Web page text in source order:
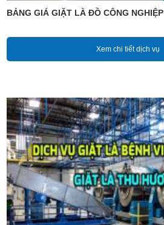
BẢNG GIÁ GIẶT LÀ ĐỒ CÔNG NGHIỆP
Xem chi tiết dịch vụ